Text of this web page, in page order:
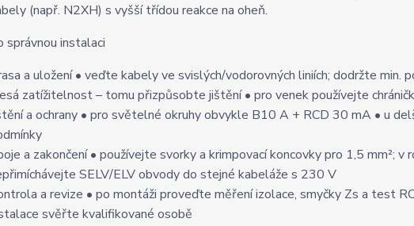
(např. N2XH) s vyšší třídou reakce na oheň.
správnou instalaci
a uložení • veďte kabely ve svislých/vodorovných liniích; dodržte min.
zatížitelnost – tomu přizpůsobte jištění • pro venek používejte
a ochrany • pro světelné okruhy obvykle B10 A + RCD 30 mA • u
a zakončení • používejte svorky a krimpovací koncovky pro 1,5 mm²;
SELV/ELV obvody do stejné kabeláže s 230 V
a revize • po montáži proveďte měření izolace, smyčky Zs a test
svěřte kvalifikované osobě